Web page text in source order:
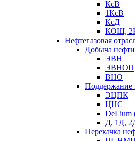
КсВ
1КсВ
КсД
КОШ,
Нефтегазовая
Добыча нефти
ЭВН
ЭВНОП
ВНО
Поддержание
ЭЦПК
ЦНС
DeLium
Д, 1Д,
Перекачка